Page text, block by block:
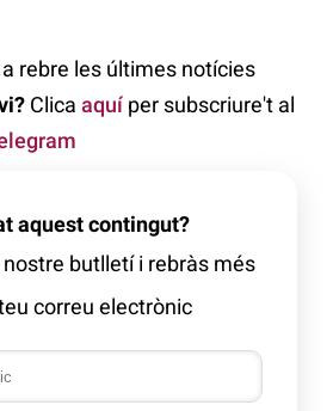
rebre les últimes notícies
Clica aquíper subscriure't al
aquest contingut?
butlletí i rebràs més
correu electrònic